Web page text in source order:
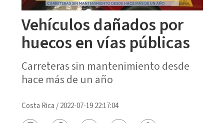
Vehículos dañados por
huecos en vías públicas
Carreteras sin mantenimiento desde
hace más de un año
Costa Rica /2022-07-19 22:17:04